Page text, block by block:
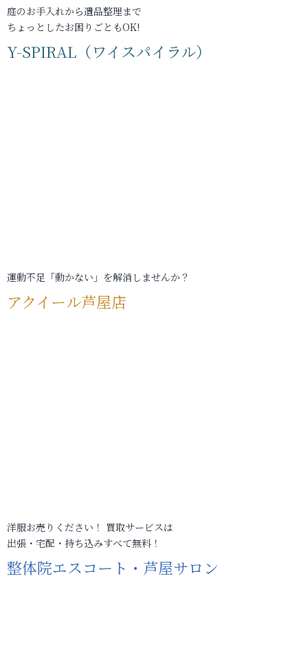
庭のお手入れから遺品整理まで
ちょっとしたお困りごともOK!
Y-SPIRAL（ワイスパイラル）
運動不足「動かない」を解消しませんか？
アクイール芦屋店
洋服お売りください！ 買取サービスは
出張・宅配・持ち込みすべて無料！
整体院エスコート・芦屋サロン